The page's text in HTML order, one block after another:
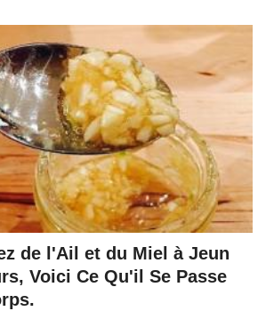
de l'Ail et du Miel à Jeun
Voici Ce Qu'il Se Passe